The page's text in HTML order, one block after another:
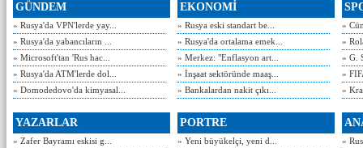
GÜNDEM
» Rusya'da VPN'lerde yay...
» Rusya'da yabancıların ...
» Microsoft'tan 'Rus hac...
» Rusya'da ATM'lerde dol...
» Domodedovo'da kimyasal...
EKONOMİ
» Rusya eski standart be...
» Rusya'da ortalama emek...
» Merkez: "Enflasyon art...
» İnşaat sektöründe maaş...
» Bankalardan nakit çıkı...
»
»
» G.
»
»
YAZARLAR
» Zafer Bayramı eskisi g...
PORTRE
» Yeni büyükelçi, yeni d...
»